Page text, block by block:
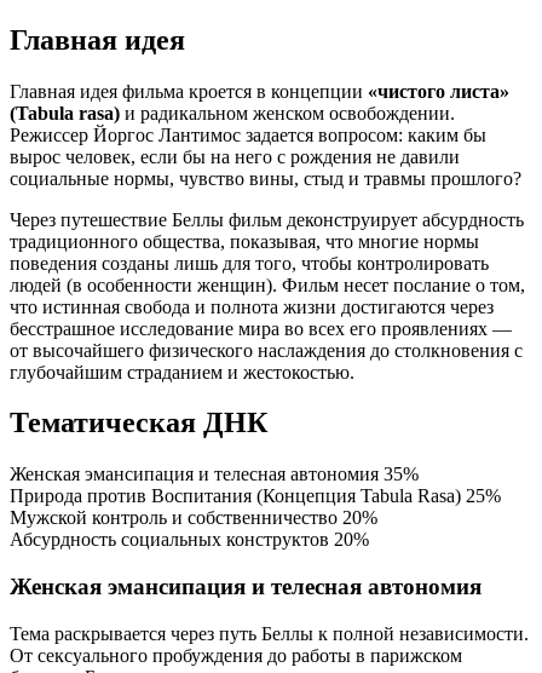
Главная идея
Главная идея фильма кроется в концепции «чистого листа»
(Tabula rasa) и радикальном женском освобождении.
Режиссер Йоргос Лантимос задается вопросом: каким бы
вырос человек, если бы на него с рождения не давили
социальные нормы, чувство вины, стыд и травмы прошлого?
Через путешествие Беллы фильм деконструирует абсурдность
традиционного общества, показывая, что многие нормы
поведения созданы лишь для того, чтобы контролировать
людей (в особенности женщин). Фильм несет послание о том,
что истинная свобода и полнота жизни достигаются через
бесстрашное исследование мира во всех его проявлениях —
от высочайшего физического наслаждения до столкновения с
глубочайшим страданием и жестокостью.
Тематическая ДНК
Женская эмансипация и телесная автономия 35%
Природа против Воспитания (Концепция Tabula Rasa) 25%
Мужской контроль и собственничество 20%
Абсурдность социальных конструктов 20%
Женская эмансипация и телесная автономия
Тема раскрывается через путь Беллы к полной независимости.
От сексуального пробуждения до работы в парижском